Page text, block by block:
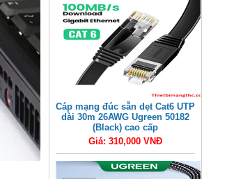
Cáp mạng đúc sẵn dẹt Cat6 UTP
dài 30m 26AWG Ugreen 50182
(Black) cao cấp
Giá: 310,000 VNĐ